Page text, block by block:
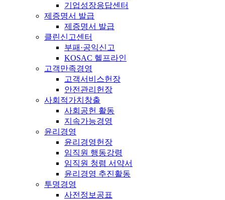
기업성장응답센터
제증명서 발급
제증명서 발급
클린신고센터
부패·공익신고
KOSAC 헬프라인
고객만족경영
고객서비스헌장
안전관리헌장
사회적가치창출
사회공헌 활동
지속가능경영
윤리경영
윤리경영헌장
임직원 행동강령
임직원 청렴 서약서
윤리경영 추진활동
투명경영
사전정보공표